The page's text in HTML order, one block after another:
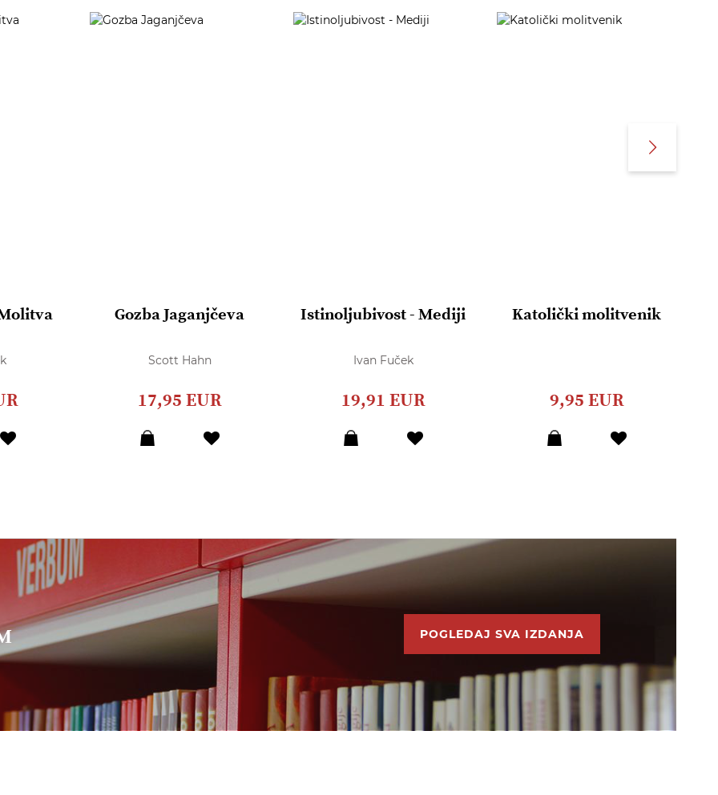
Gozba Jaganjčeva
Scott Hahn
17,95 EUR
Istinoljubivost - Mediji
Ivan Fuček
19,91 EUR
Katolički molitvenik
9,95 EUR
POGLEDAJ SVA IZDANJA